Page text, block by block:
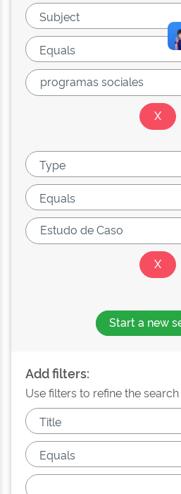
Start a new
Add filters:
Use filters to refine the